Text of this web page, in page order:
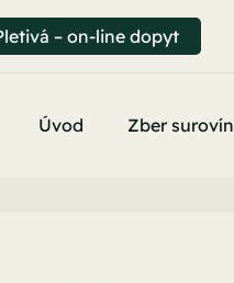
– on-line dopyt
Úvod Zber surovín